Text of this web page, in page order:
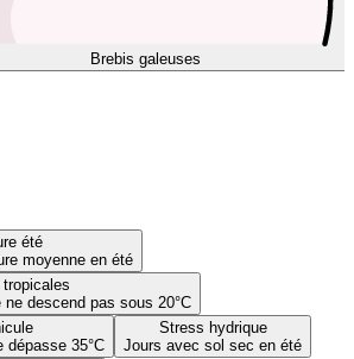
Brebis galeuses
été
moyenne en été
tropicales
descend pas sous 20°C
dépasse 35°C
Stress hydrique
Jours avec sol sec en été